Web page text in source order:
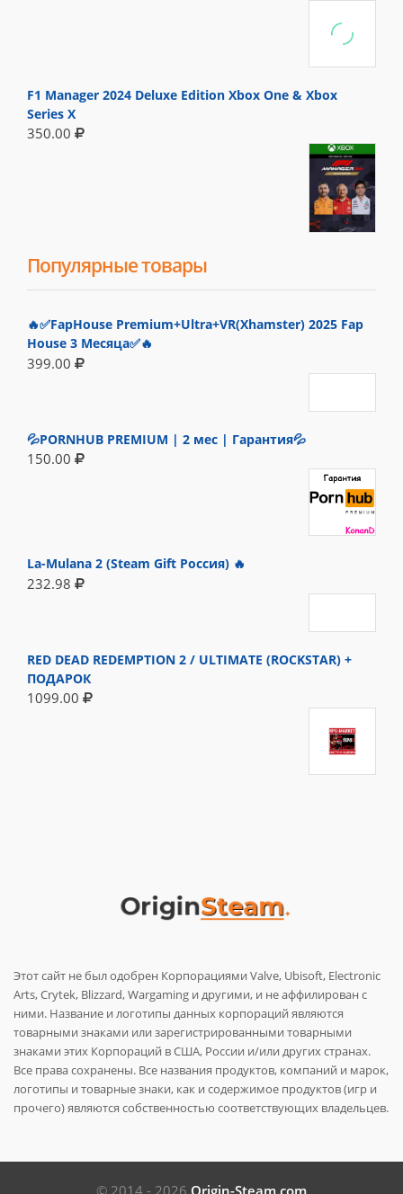
F1 Manager 2024 Deluxe Edition Xbox One & Xbox
Series X
350.00
Популярные товары
🔥✅FapHouse Premium+Ultra+VR(Xhamster) 2025 Fap
House 3 Месяца✅🔥
399.00
💦PORNHUB PREMIUM | 2 мес | Гарантия💦
150.00
La-Mulana 2 (Steam Gift Россия) 🔥
232.98
RED DEAD REDEMPTION 2 / ULTIMATE (ROCKSTAR) +
ПОДАРОК
1099.00
Этот сайт не был одобрен Корпорациями Valve, Ubisoft, Electronic
Arts, Crytek, Blizzard, Wargaming и другими, и не аффилирован с
ними. Название и логотипы данных корпораций являются
товарными знаками или зарегистрированными товарными
знаками этих Корпораций в США, России и/или других странах.
Все права сохранены. Все названия продуктов, компаний и марок,
логотипы и товарные знаки, как и содержимое продуктов (игр и
прочего) являются собственностью соответствующих владельцев.